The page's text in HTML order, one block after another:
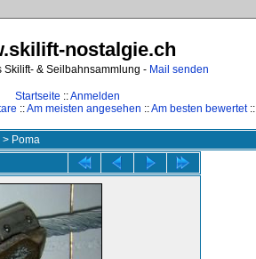
nostalgie.ch
Skilift- & Seilbahnsammlung - Mail senden
Startseite ::Anmelden
::Am meisten angesehen ::Am besten bewertet::
> Poma